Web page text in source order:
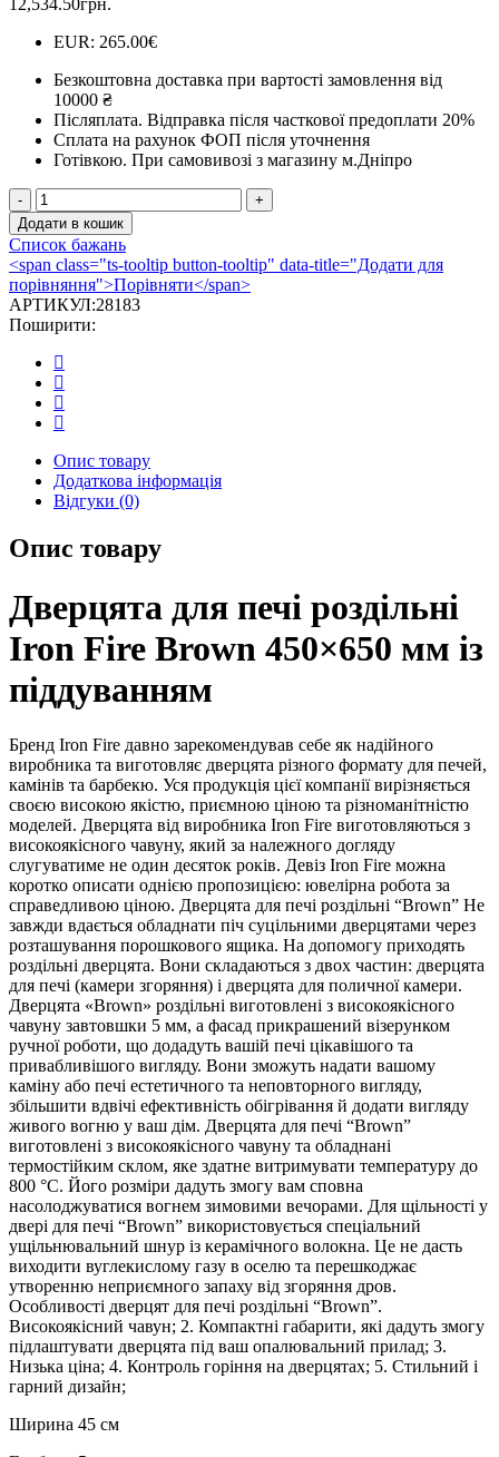
EUR: 265.00€
Безкоштовна доставка при вартості замовлення від
10000 ₴
Післяплата. Відправка після часткової предоплати 20%
Сплата на рахунок ФОП після уточнення
Готівкою. При самовивозі з магазину м.Дніпро
Дверцята
для
печі
роздільні
Iron
Fire
Brown
450x650
мм
із
піддуванням
кількість
Додати в кошик
Список бажань
<span class="ts-tooltip button-tooltip" data-title="Додати для
порівняння">Порівняти</span>
АРТИКУЛ:28183
Поширити:
Опис товару
Додаткова інформація
Відгуки (0)
Опис товару
Дверцята для печі роздільні
Iron Fire Brown 450×650 мм із
піддуванням
Бренд Iron Fire давно зарекомендував себе як надійного
виробника та виготовляє дверцята різного формату для печей,
камінів та барбекю. Уся продукція цієї компанії вирізняється
своєю високою якістю, приємною ціною та різноманітністю
моделей. Дверцята від виробника Iron Fire виготовляються з
високоякісного чавуну, який за належного догляду
слугуватиме не один десяток років. Девіз Iron Fire можна
коротко описати однією пропозицією: ювелірна робота за
справедливою ціною. Дверцята для печі роздільні “Brown” Не
завжди вдається обладнати піч суцільними дверцятами через
розташування порошкового ящика. На допомогу приходять
роздільні дверцята. Вони складаються з двох частин: дверцята
для печі (камери згоряння) і дверцята для поличної камери.
Дверцята «Brown» роздільні виготовлені з високоякісного
чавуну завтовшки 5 мм, а фасад прикрашений візерунком
ручної роботи, що додадуть вашій печі цікавішого та
привабливішого вигляду. Вони зможуть надати вашому
каміну або печі естетичного та неповторного вигляду,
збільшити вдвічі ефективність обігрівання й додати вигляду
живого вогню у ваш дім. Дверцята для печі “Brown”
виготовлені з високоякісного чавуну та обладнані
термостійким склом, яке здатне витримувати температуру до
800 °C. Його розміри дадуть змогу вам сповна
насолоджуватися вогнем зимовими вечорами. Для щільності у
двері для печі “Brown” використовується спеціальний
ущільнювальний шнур із керамічного волокна. Це не дасть
виходити вуглекислому газу в оселю та перешкоджає
утворенню неприємного запаху від згоряння дров.
Особливості дверцят для печі роздільні “Brown”.
Високоякісний чавун; 2. Компактні габарити, які дадуть змогу
підлаштувати дверцята під ваш опалювальний прилад; 3.
Низька ціна; 4. Контроль горіння на дверцятах; 5. Стильний і
гарний дизайн;
Ширина 45 см